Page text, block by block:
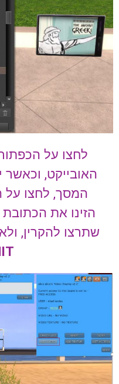
לחצו על
האובייקט,
המסך, לחצו על
הזינו את הכתובת
שתרצו להקרין,